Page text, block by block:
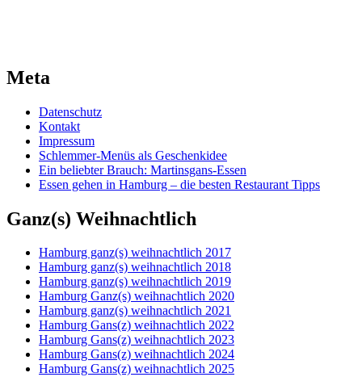
Meta
Datenschutz
Kontakt
Impressum
Schlemmer-Menüs als Geschenkidee
Ein beliebter Brauch: Martinsgans-Essen
Essen gehen in Hamburg – die besten Restaurant Tipps
Ganz(s) Weihnachtlich
Hamburg ganz(s) weihnachtlich 2017
Hamburg ganz(s) weihnachtlich 2018
Hamburg ganz(s) weihnachtlich 2019
Hamburg Ganz(s) weihnachtlich 2020
Hamburg ganz(s) weihnachtlich 2021
Hamburg Gans(z) weihnachtlich 2022
Hamburg Gans(z) weihnachtlich 2023
Hamburg Gans(z) weihnachtlich 2024
Hamburg Gans(z) weihnachtlich 2025